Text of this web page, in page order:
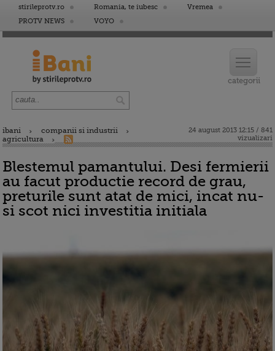
stirileprotv.ro Romania, te iubesc
Vremea
PROTV NEWS
VOYO
ibani
companii si industrii
agricultura
24 august 2013 12:15 / 841
vizualizari
Blestemul pamantului. Desi fermierii
au facut productie record de grau,
preturile sunt atat de mici, incat nu-
si scot nici investitia initiala